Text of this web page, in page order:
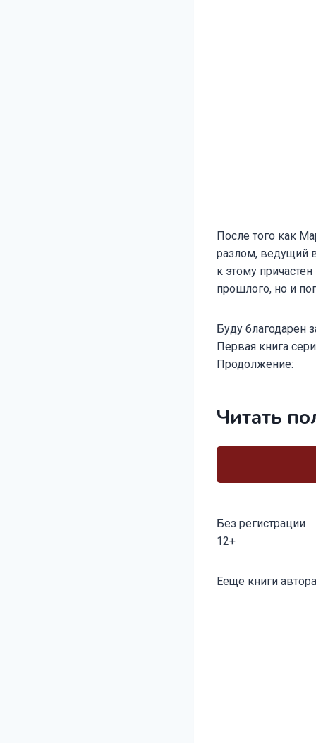
После того как
разлом, ведущий
к этому
прошлого, но и
Буду благодарен
Первая книга
Продолжение:
Читать
Без регистрации
12+
записи:
Ееще книги